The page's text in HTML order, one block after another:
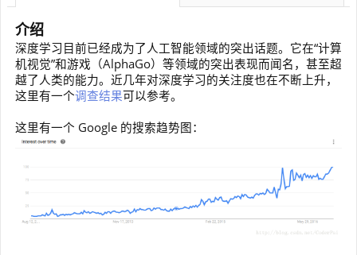
介绍
深度学习目前已经成为了人工智能领域的突出话题。它在“计算
机视觉”和游戏（AlphaGo）等领域的突出表现而闻名，甚至超
越了人类的能力。近几年对深度学习的关注度也在不断上升，
这里有一个调查结果可以参考。
这里有一个 Google 的搜索趋势图：